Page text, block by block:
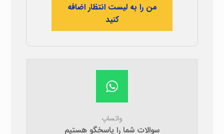
من را به لیست انتظار اضافه
کنید
واتساپ
سوالات شما را پاسخگو هستیم